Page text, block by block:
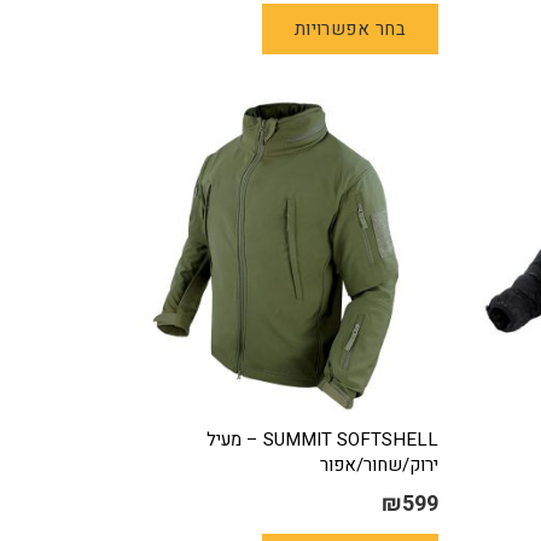
בחר אפשרויות
סוגים.
ניתן
לבחור
את
האפשרויות
בעמוד
המוצר
SUMMIT SOFTSHELL – מעיל
ירוק/שחור/אפור
₪599